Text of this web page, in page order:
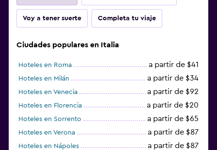
Voy a tener suerte Completa tu viaje
Ciudades populares en Italia
Hoteles en Roma a partir de $41
Hoteles en Milán a partir de $34
Hoteles en Venecia a partir de $92
Hoteles en Florencia a partir de $20
Hoteles en Sorrento a partir de $65
Hoteles en Verona a partir de $87
Hoteles en Nápoles a partir de $87